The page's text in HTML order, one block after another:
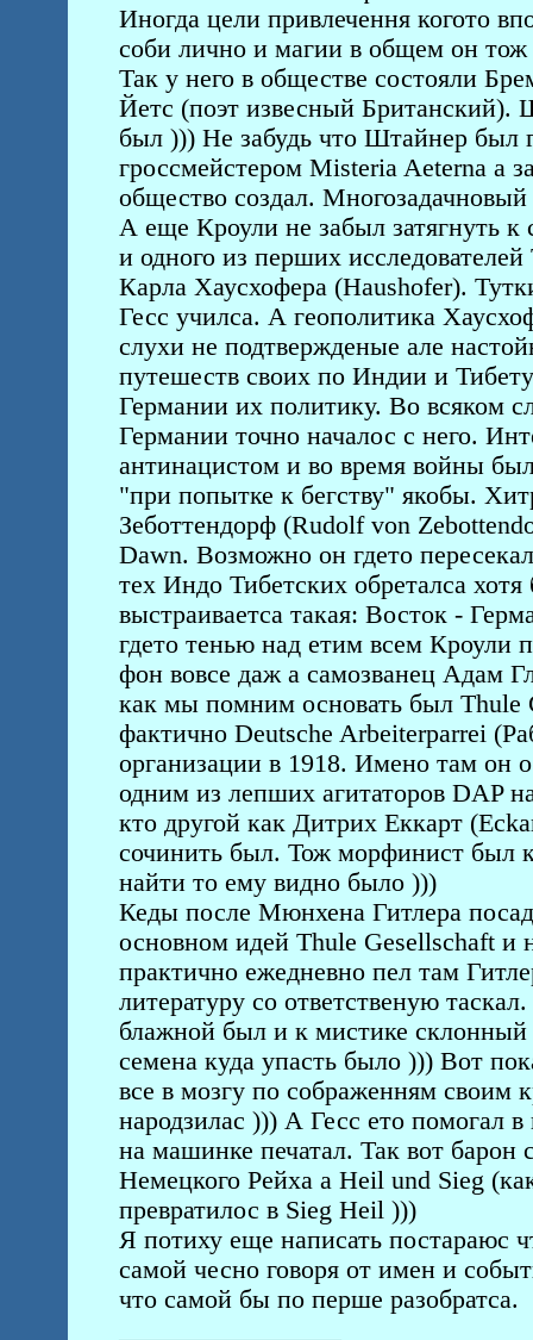
Иногда цели привлечення когото
соби лично и магии в общем он тож
Так у него в обществе состояли
Йетс (поэт извесный Британский).
был ))) Не забудь что Штайнер был
гроссмейстером Misteria Aeterna а
общество создал.
А еще Кроули не забыл затягнуть к
и одного из перших
Карла Хаусхофера (Haushofer).
Гесс училса. А геополитика
слухи не подтвержденые але
путешеств своих по Индии и
Германии их политику. Во всяком
Германии точно началос с него.
антинацистом и во время войны
"при попытке к бегству" якобы.
Зеботтендорф (Rudolf von
Dаwn. Возможно он гдето
тех Индо Тибетских обреталса
выстраиваетса такая: Восток -
гдето тенью над етим всем Кроули
фон вовсе даж а самозванец Адам
как мы помним основать был
фактично Deutsche Arbeiterparrei
организации в 1918. Имено там он
одним из лепших агитаторов DAP
кто другой как Дитрих Еккарт
сочинить был. Тож морфинист был
найти то ему видно было )))
Кеды после Мюнхена Гитлера
основном идей Thule Gesellschaft и
практично ежедневно пел там
литературу со ответственую
блажной был и к мистике склонный
семена куда упасть было ))) Вот
все в мозгу по сображенням своим
народзилас ))) А Гесс ето помогал
на машинке печатал. Так вот барон
Немецкого Рейха а Heil und Sieg
превратилос в Sieg Heil )))
Я потиху еще написать постараюс
самой чесно говоря от имен и
что самой бы по перше разобратса.